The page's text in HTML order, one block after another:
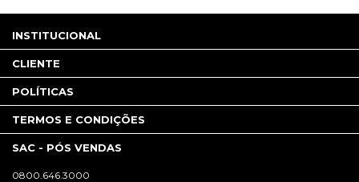
INSTITUCIONAL
CLIENTE
POLÍTICAS
TERMOS E CONDIÇÕES
SAC - PÓS VENDAS
0800.646.3000